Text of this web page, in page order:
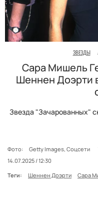
ЗВЕЗДЫ
Сара Мишель
Шеннен Доэрти
Звезда "Зачарованных"
Фото: Getty Images, Соцсети
14.07.2025 / 12:30
Теги:
Шеннен Доэрти Сара